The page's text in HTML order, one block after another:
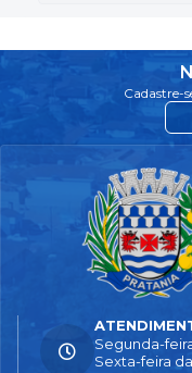
Cadastre-
Segunda-
Sexta-feira